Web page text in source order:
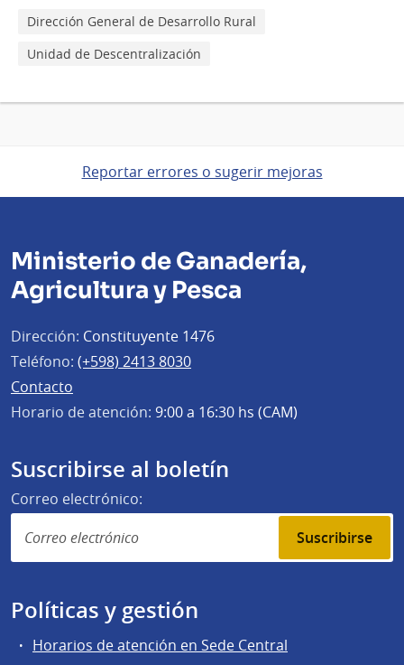
Dirección General de Desarrollo Rural
Unidad de Descentralización
Reportar errores o sugerir mejoras
Ministerio de Ganadería,
Agricultura y Pesca
Dirección: Constituyente 1476
Teléfono: (+598) 2413 8030
Contacto
Horario de atención: 9:00 a 16:30 hs (CAM)
Suscribirse al boletín
Correo electrónico:
Suscribirse
Políticas y gestión
Horarios de atención en Sede Central